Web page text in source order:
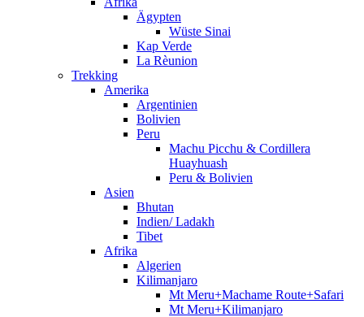
Ägypten
Wüste Sinai
Kap Verde
La Rèunion
Trekking
Amerika
Argentinien
Bolivien
Peru
Machu Picchu & Cordillera
Huayhuash
Peru & Bolivien
Asien
Bhutan
Indien/ Ladakh
Tibet
Afrika
Algerien
Kilimanjaro
Mt Meru+Machame Route+Safari
Mt Meru+Kilimanjaro